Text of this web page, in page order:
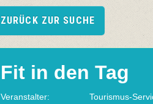
ZURÜCK ZUR SUCHE
Fit in den Tag
Veranstalter: Tourismus-